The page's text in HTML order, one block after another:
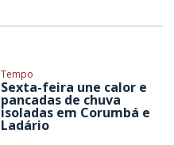
Tempo
Sexta-feira une calor e
pancadas de chuva
isoladas em Corumbá e
Ladário